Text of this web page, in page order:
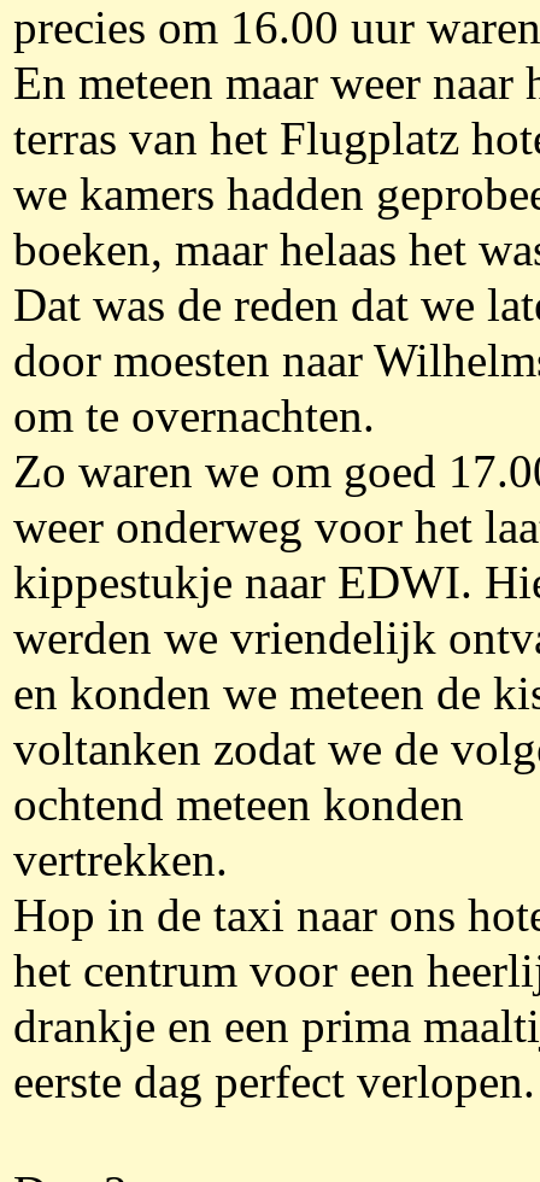
precies om 16.00 uur
En meteen maar weer naar
terras van het Flugplatz
we kamers hadden
boeken, maar helaas het
Dat was de reden dat we
door moesten naar
om te overnachten.
Zo waren we om goed
weer onderweg voor het
kippestukje naar EDWI.
werden we vriendelijk
en konden we meteen de
voltanken zodat we de
ochtend meteen konden
vertrekken.
Hop in de taxi naar ons
het centrum voor een
drankje en een prima
eerste dag perfect verlopen.